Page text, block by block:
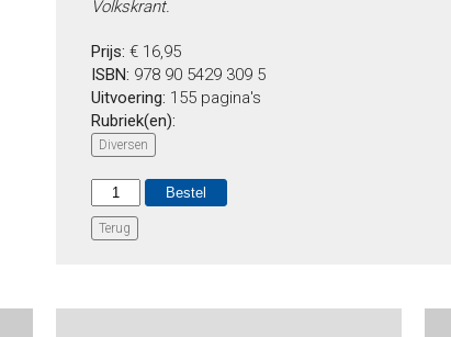
Volkskrant.
Prijs: € 16,95
ISBN: 978 90 5429 309 5
Uitvoering: 155 pagina's
Rubriek(en):
Diversen
Terug